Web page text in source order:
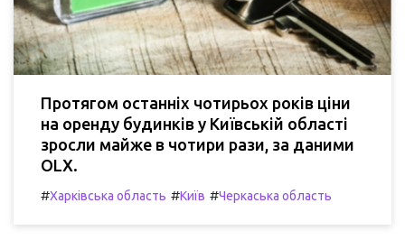
Протягом останніх чотирьох років ціни
на оренду будинків у Київській області
зросли майже в чотири рази, за даними
OLX.
#Харківська область #Київ #Черкаська область